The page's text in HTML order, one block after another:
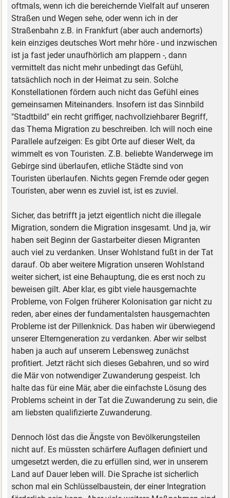
oftmals, wenn ich die bereichernde Vielfalt auf unseren
Straßen und Wegen sehe, oder wenn ich in der
Straßenbahn z.B. in Frankfurt (aber auch andernorts)
kein einziges deutsches Wort mehr höre - und inzwischen
ist ja fast jeder unaufhörlich am plappern -, dann
vermittelt das nicht mehr unbedingt das Gefühl,
tatsächlich noch in der Heimat zu sein. Solche
Konstellationen fördern auch nicht das Gefühl eines
gemeinsamen Miteinanders. Insofern ist das Sinnbild
"Stadtbild" ein recht griffiger, nachvollziehbarer Begriff,
das Thema Migration zu beschreiben. Ich will noch eine
Parallele aufzeigen: Es gibt Orte auf dieser Welt, da
wimmelt es von Touristen. Z.B. beliebte Wanderwege im
Gebirge sind überlaufen, etliche Städte sind von
Touristen überlaufen. Nichts gegen Fremde oder gegen
Touristen, aber wenn es zuviel ist, ist es zuviel.
Sicher, das betrifft ja jetzt eigentlich nicht die illegale
Migration, sondern die Migration insgesamt. Und ja, wir
haben seit Beginn der Gastarbeiter diesen Migranten
auch viel zu verdanken. Unser Wohlstand fußt in der Tat
darauf. Ob aber weitere Migration unseren Wohlstand
weiter sichert, ist eine Behauptung, die es erst noch zu
beweisen gilt. Aber klar, es gibt viele hausgemachte
Probleme, von Folgen früherer Kolonisation gar nicht zu
reden, aber eines der fundamentalsten hausgemachten
Probleme ist der Pillenknick. Das haben wir überwiegend
unserer Elterngeneration zu verdanken. Aber wir selbst
haben ja auch auf unserem Lebensweg zunächst
profitiert. Jetzt rächt sich dieses Gebahren, und so wird
die Mär von notwendiger Zuwanderung gespeist. Ich
halte das für eine Mär, aber die einfachste Lösung des
Problems scheint in der Tat die Zuwanderung zu sein, die
am liebsten qualifizierte Zuwanderung.
Dennoch löst das die Ängste von Bevölkerungsteilen
nicht auf. Es müssten schärfere Auflagen definiert und
umgesetzt werden, die zu erfüllen sind, wer in unserem
Land auf Dauer leben will. Die Sprache ist sicherlich
schon mal ein Schlüsselbaustein, der einer Integration